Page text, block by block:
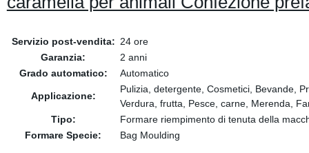
Servizio post-vendita: 24 ore
Garanzia:
2 anni
Grado automatico:
Automatico
Applicazione:
Pulizia, detergente, Cosmetici, Bevande,
Verdura, frutta, Pesce, carne, Merenda,
Tipo:
Formare riempimento di tenuta della
Formare Specie:
Bag Moulding